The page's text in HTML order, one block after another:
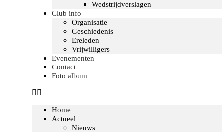
Wedstrijdverslagen
Club info
Organisatie
Geschiedenis
Ereleden
Vrijwilligers
Evenementen
Contact
Foto album
Home
Actueel
Nieuws